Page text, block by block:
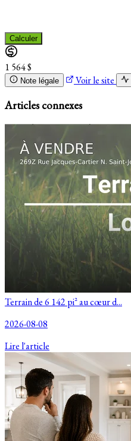
Calculer
1 564 $
Note légale Voir le site
Articles connexes
Terrain de 6 142 pi² au cœur d...
2026-08-08
Lire l'article